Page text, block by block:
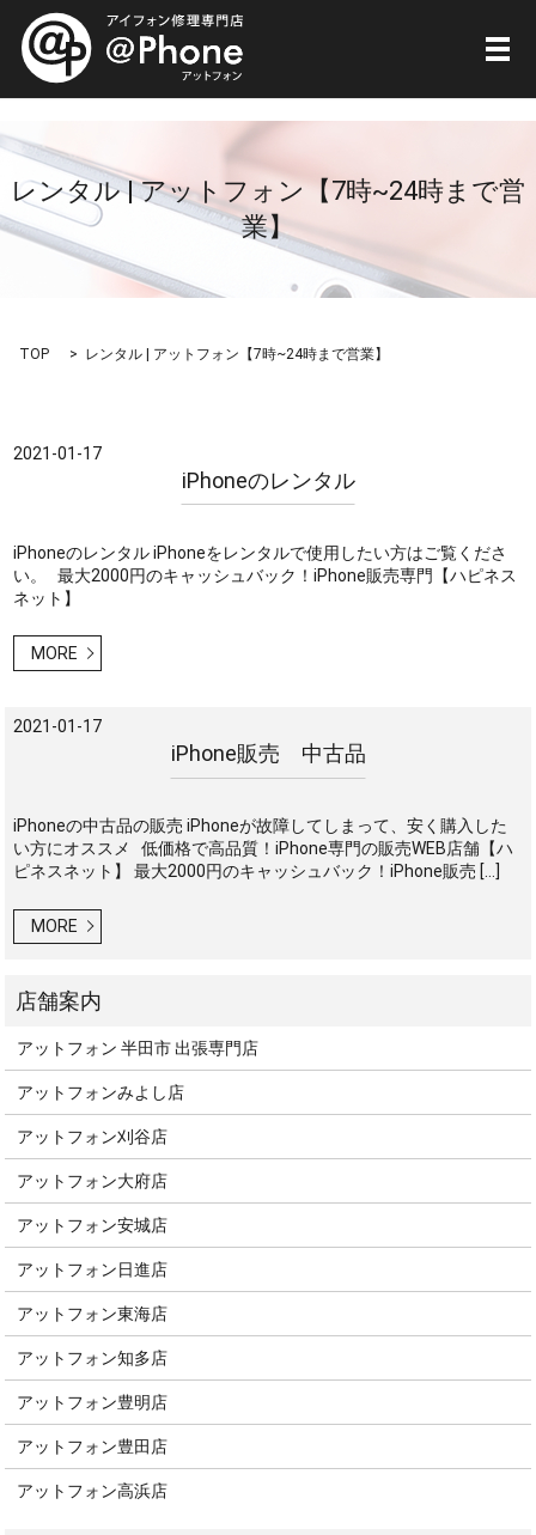
メ
レンタル | アットフォン【7時~24時まで営
業】
TOP レンタル | アットフォン【7時~24時まで営業】
2021-01-17
iPhoneのレンタル
iPhoneのレンタル iPhoneをレンタルで使用したい方はご覧くださ
い。 最大2000円のキャッシュバック！iPhone販売専門【ハピネス
ネット】
MORE
2021-01-17
iPhone販売 中古品
iPhoneの中古品の販売 iPhoneが故障してしまって、安く購入した
い方にオススメ 低価格で高品質！iPhone専門の販売WEB店舗【ハ
ピネスネット】 最大2000円のキャッシュバック！iPhone販売 […]
MORE
アットフォン 半田市 出張専門店
アットフォンみよし店
アットフォン刈谷店
アットフォン大府店
アットフォン安城店
アットフォン日進店
アットフォン東海店
アットフォン知多店
アットフォン豊明店
アットフォン豊田店
アットフォン高浜店